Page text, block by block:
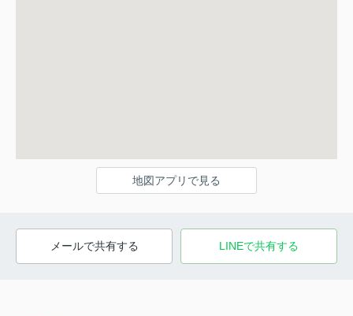
地図アプリで見る
メールで共有する LINEで共有する